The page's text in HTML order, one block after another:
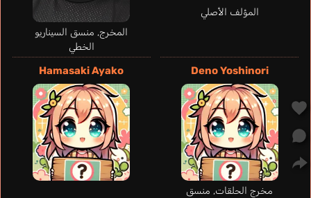
المؤلف الأصلي
المخرج, منسق السيناريو
الخطي
Deno Yoshinori
مخرج الحلقات, منسق
Hamasaki Ayako
Vermilio
Komatsu Mikako